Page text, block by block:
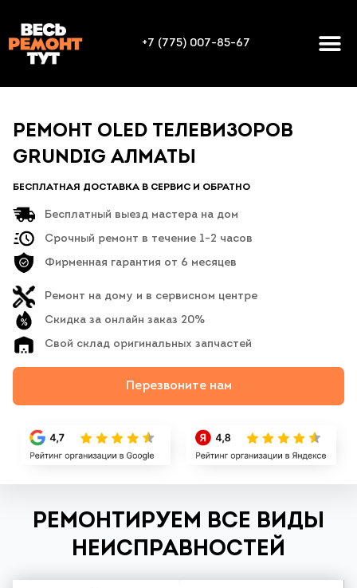
+7 (775) 007-85-67
РЕМОНТ OLED ТЕЛЕВИЗОРОВ
GRUNDIG АЛМАТЫ
БЕСПЛАТНАЯ ДОСТАВКА В СЕРВИС И ОБРАТНО
Бесплатный выезд мастера на дом
Срочный ремонт в течение 1-2 часов
Фирменная гарантия от 6 месяцев
Ремонт на дому и в сервисном центре
Скидка за онлайн заказ 20%
Свой склад оригинальных запчастей
Перезвоните нам
РЕМОНТИРУЕМ ВСЕ ВИДЫ
НЕИСПРАВНОСТЕЙ